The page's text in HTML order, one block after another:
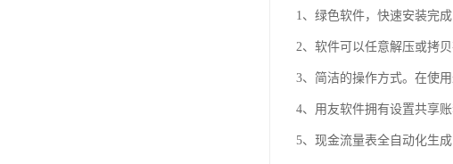
1、绿色软件，快速安装完
2、软件可以任意解压或拷
3、简洁的操作方式。在使
4、用友软件拥有设置共享
5、现金流量表全自动化生